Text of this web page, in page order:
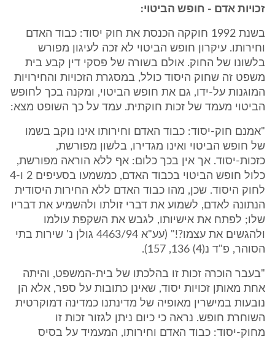
זכויות אדם - חופש הביטוי:
בשנת 1992 חוקקה הכנסת את חוק יסוד: כבוד האדם
וחירותו. עיקרון חופש הביטוי לא זכה לעיגון מפורש
בלשונו של החוק. אולם בשורה של פסקי דין קבע בית
משפט זה שחוק היסוד כולל, במסגרת הזכויות והחירויות
המוגנות על-ידו, גם את חופש הביטוי, ומקנה בכך לחופש
הביטוי מעמד של זכות חוקתית. עמד על כך השופט מצא:
"אמנם חוק-יסוד: כבוד האדם וחירותו אינו נוקב בשמו
של חופש הביטוי ואינו מגדירו, בלשון מפורשת,
כזכות-יסוד. אך אין בכך כלום: אף ללא הוראה מפורשת,
כלול חופש הביטוי בכבוד האדם, כמשמעו בסעיפים 2 ו-4
לחוק היסוד. שכן, מהו כבוד האדם ללא החירות היסודית
הנתונה לאדם, לשמוע את דברי זולתו ולהשמיע את דבריו
שלו; לפתח את אישיותו, לגבש את השקפת עולמו
ולהגשים את עצמו?!" (עע"א 4463/94 גולן נ' שירות בתי
הסוהר, פ"ד נ(4) 136, 157).
"בעבר הוכרה זכות זו בהלכתו של בית-המשפט, והיתה
אחת מאותן זכויות יסוד, שאינן כתובות על ספר, אלא הן
נובעות במישרין מאופיה של מדינתנו כמדינה דמוקרטית
השוחרת חופש. נראה כי כיום ניתן לגזור זכות זו
מחוק-יסוד: כבוד האדם וחירותו, המעמיד על בסיס